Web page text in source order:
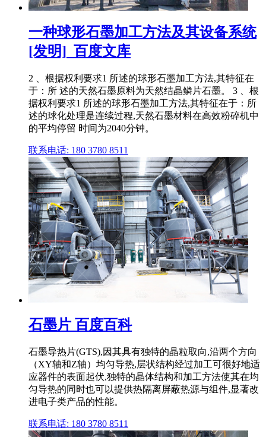
一种球形石墨加工方法及其设备系统
[发明]_百度文库
2 、根据权利要求1 所述的球形石墨加工方法,其特征在
于：所 述的天然石墨原料为天然结晶鳞片石墨。 3 、根
据权利要求1 所述的球形石墨加工方法,其特征在于：所
述的球化处理是连续过程,天然石墨材料在高效粉碎机中
的平均停留 时间为2040分钟。
联系电话: 180 3780 8511
石墨片 百度百科
石墨导热片(GTS),因其具有独特的晶粒取向,沿两个方向
（XY轴和Z轴）均匀导热,层状结构经过加工可很好地适
应器件的表面起伏,独特的晶体结构和加工方法使其在均
匀导热的同时也可以提供热隔离屏蔽热源与组件,显著改
进电子类产品的性能。
联系电话: 180 3780 8511